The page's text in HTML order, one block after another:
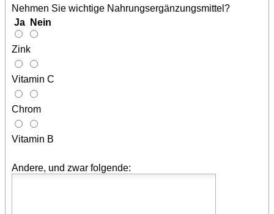
Nehmen Sie wichtige Nahrungsergänzungsmittel?
Ja Nein
Zink
Vitamin C
Chrom
Vitamin B
Andere, und zwar folgende: